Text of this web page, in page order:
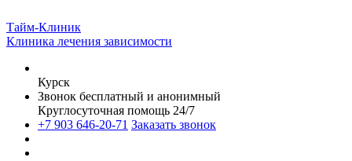
Тайм-Клиник
Клиника лечения зависимости
Курск
Звонок бесплатный и анонимный
Круглосуточная помощь 24/7
+7 903 646-20-71 Заказать звонок